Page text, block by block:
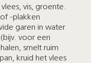
vis, groente.
-plakken
garen in water
voor een
smelt ruim
kruid het vlees